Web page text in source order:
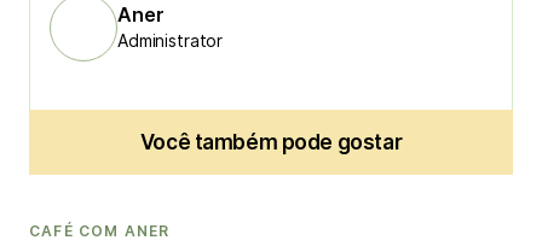
Aner
Administrator
Você também pode gostar
CAFÉ COM ANER